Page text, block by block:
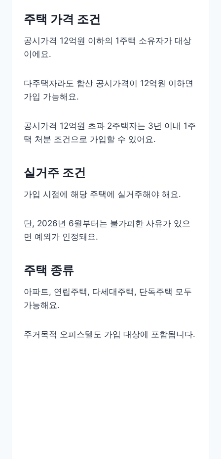
주택 가격 조건
공시가격 12억원 이하의 1주택 소유자가 대상
이에요.
다주택자라도 합산 공시가격이 12억원 이하면
가입 가능해요.
공시가격 12억원 초과 2주택자는 3년 이내 1주
택 처분 조건으로 가입할 수 있어요.
실거주 조건
가입 시점에 해당 주택에 실거주해야 해요.
단, 2026년 6월부터는 불가피한 사유가 있으
면 예외가 인정돼요.
주택 종류
아파트, 연립주택, 다세대주택, 단독주택 모두
가능해요.
주거목적 오피스텔도 가입 대상에 포함됩니다.